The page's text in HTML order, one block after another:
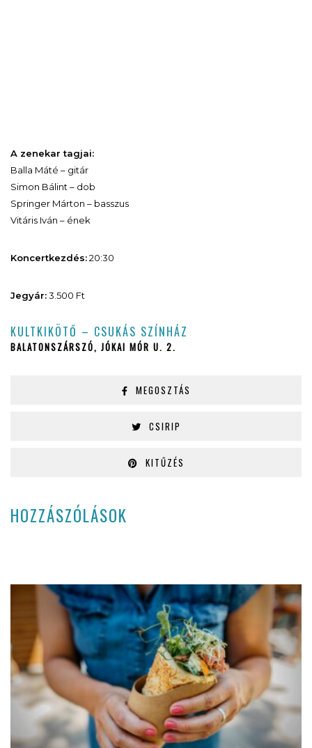
A zenekar tagjai:
Balla Máté – gitár
Simon Bálint – dob
Springer Márton – basszus
Vitáris Iván – ének
Koncertkezdés:20:30
Jegyár:3.500 Ft
KULTKIKÖTŐ – CSUKÁS SZÍNHÁZ
BALATONSZÁRSZÓ, JÓKAI MÓR U. 2.
MEGOSZTÁS
CSIRIP
KITŰZÉS
HOZZÁSZÓLÁSOK